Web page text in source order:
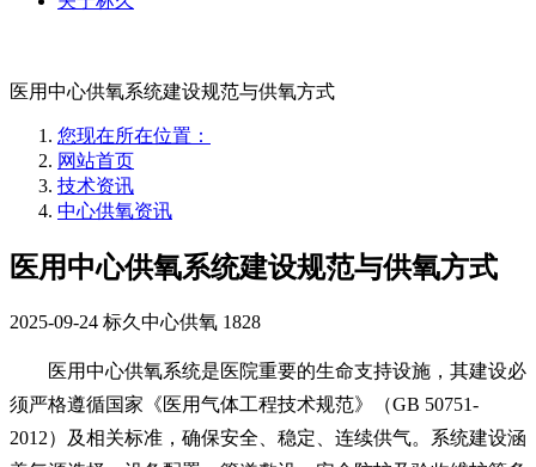
医用中心供氧系统建设规范与供氧方式
您现在所在位置：
网站首页
技术资讯
中心供氧资讯
医用中心供氧系统建设规范与供氧方式
2025-09-24 标久中心供氧 1828
医用中心供氧系统是医院重要的生命支持设施，其建设必
须严格遵循国家《医用气体工程技术规范》（GB 50751-
2012）及相关标准，确保安全、稳定、连续供气。系统建设涵